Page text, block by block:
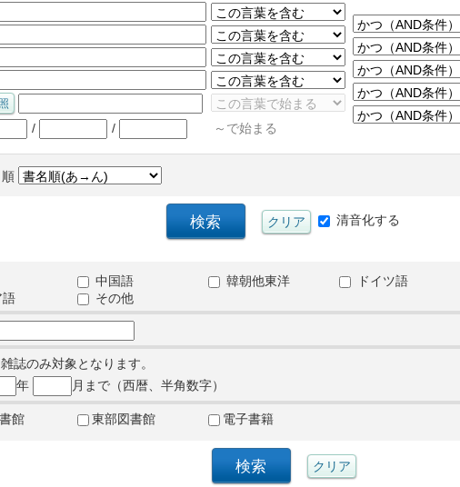
/ / ～で始まる
清音化する
中国語 韓朝他東洋 ドイツ語
語 その他
誌のみ対象となります。
年 月まで（西暦、半角数字）
館 東部図書館 電子書籍